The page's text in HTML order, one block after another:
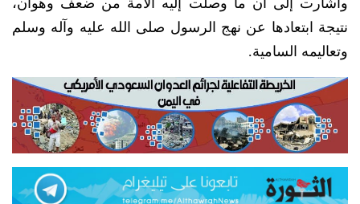
وأشارت إلى أن ما وصلت إليه الأمة من ضعف وهوان،
نتيجة ابتعادها عن نهج الرسول صلى الله عليه وآله وسلم
وتعاليمه السامية.